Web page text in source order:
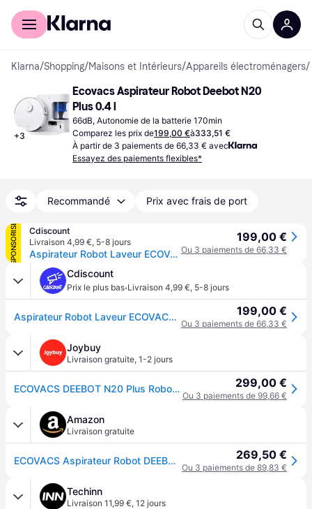
Acheter avec Klarna
Klarna/Shopping/Maisons et Intérieurs/Appareils électroménagers/
+3
Ecovacs Aspirateur Robot Deebot N20
Plus 0.4 l
66dB, Autonomie de la batterie 170min
Comparez les prix de199,00 €à333,51 €
À partir de 3 paiements de 66,33 € avec
Essayez des paiements flexibles*
Recommandé Prix avec frais de port
SPONSORISÉ
Cdiscount
Livraison 4,99 €, 5-8 jours
Aspirateur Robot Laveur ECOVACS DEEBOT N20 PLUS Technologie PureCyclone avec conteneur à poussière sans consommable 8000Pa - Blanc
199,00 €
Ou 3 paiements de 66,33 €
Cdiscount
Prix le plus bas·Livraison 4,99 €, 5-8 jours
Aspirateur Robot Laveur ECOVACS DEEBOT N20 PLUS Technologie PureCyclone avec conteneur à poussière sans consommable 8000Pa - Blanc 199,00 €
Ou 3 paiements de 66,33 €
Joybuy
Livraison gratuite, 1-2 jours
ECOVACS DEEBOT N20 Plus Robot aspirateur 8000 Pa, Vidage automatique de la poussière, Nettoyage autonome 45 jours, Batterie 300 min, Anti-enchevêtrement, Tapis et poils d'animaux 299,00 €
Ou 3 paiements de 99,66 €
Amazon
Livraison gratuite
ECOVACS Aspirateur Robot DEEBOT N20 Plus, Robot Aspirateur Laveur 8000Pa avec vidange Automatique poussière, Nettoyage Autonome de 45 Jours, Batterie 300 Min, Anti-Tangle, Tapis et Poils d'animaux 269,50 €
Ou 3 paiements de 89,83 €
Techinn
Livraison 11,99 €, 12 jours